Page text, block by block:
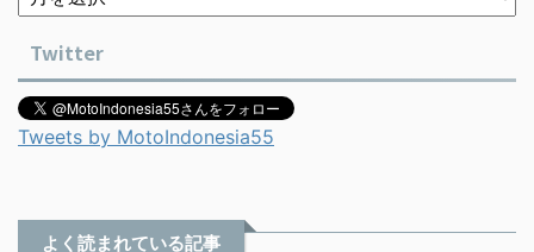
Twitter
Tweets by MotoIndonesia55
よく読まれている記事